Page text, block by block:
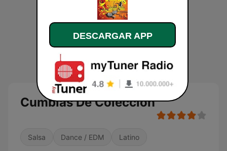
Cumbias De Colección
Salsa Dance / EDM Latino
DESCARGAR APP